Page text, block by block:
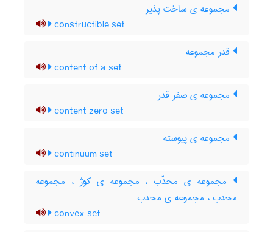
مجموعه ی ساخت پذیر
constructible set
قدر مجموعه
content of a set
مجموعه ی صفر قدر
content zero set
مجموعه ی پیوسته
continuum set
مجموعه ی محدّب ، مجموعه ی کوژ ، مجموعه
محدب ، مجموعه ی محدب
convex set